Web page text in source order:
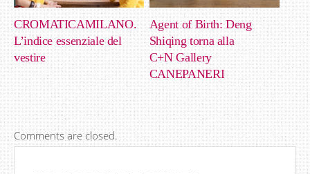
CROMATICAMILANO.
L’indice essenziale del
vestire
Agent of Birth: Deng
Shiqing torna alla
C+N Gallery
CANEPANERI
Comments are closed.